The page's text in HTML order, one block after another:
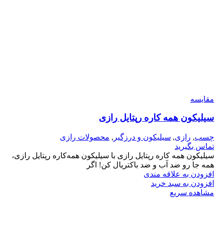
مقایسه
سیلیکون همه کاره رپتایل رازی
چسب, رازی, سیلیکون و درزگیر , محصولات رازی
تماس بگیرید
سیلیکون همه کاره رپتایل رازی با سیلیکون همه‌کاره رپتایل رازی،
همه جا رو ضد آب و ضد باکتریال کن! اگر
افزودن به علاقه مندی
افزودن به سبد خرید
مشاهده سریع